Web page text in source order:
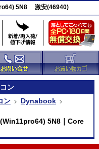
5N8 激安(46940)
ン
ン
Dynabook
5N8｜Core